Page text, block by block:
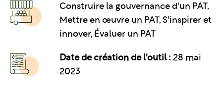
Construire la gouvernance d'un PAT,
Mettre en œuvre un PAT, S'inspirer et
innover, Évaluer un PAT
Date de création de l'outil : 28 mai
2023